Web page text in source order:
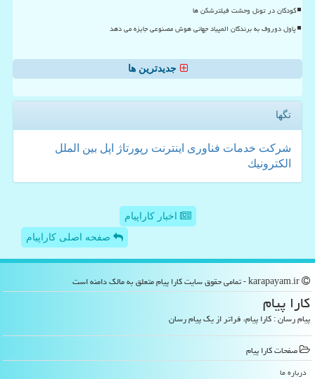
کودکان در تونل وحشت فیلترشکن ها
پاول دوروف به برندگان المپیاد جهانی هوش مصنوعی جایزه می دهد
جدیدترین ها
تگها
شركت خدمات فناوری اینترنت رپورتاژ اپل بین الملل
الكترونیك
اخبار کاراپیام
صفحه اصلی کاراپیام
كارا پیام
پیام رسان : کارا پیام، فراتر از یک پیام رسان
صفحات كارا پیام
درباره ما